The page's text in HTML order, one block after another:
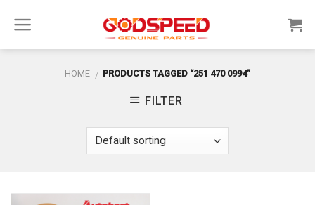
HOME / PRODUCTS TAGGED “251 470 0994”
FILTER